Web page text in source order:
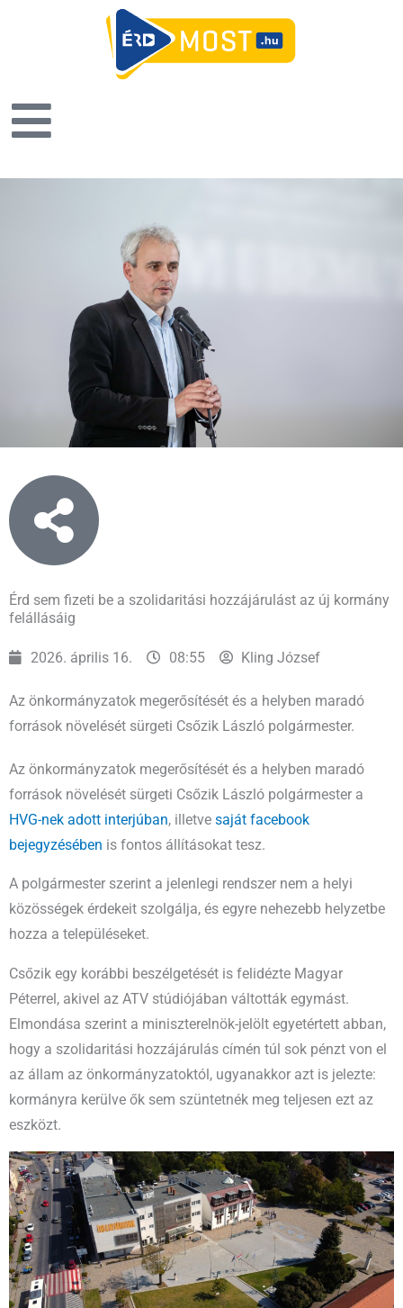
Érd sem fizeti be a szolidaritási hozzájárulást az új kormány
felállásáig
2026. április 16. 08:55 Kling József
Az önkormányzatok megerősítését és a helyben maradó
források növelését sürgeti Csőzik László polgármester.
Az önkormányzatok megerősítését és a helyben maradó
források növelését sürgeti Csőzik László polgármester a
HVG-nek adott interjúban, illetve saját facebook
bejegyzésében is fontos állításokat tesz.
A polgármester szerint a jelenlegi rendszer nem a helyi
közösségek érdekeit szolgálja, és egyre nehezebb helyzetbe
hozza a településeket.
Csőzik egy korábbi beszélgetését is felidézte Magyar
Péterrel, akivel az ATV stúdiójában váltották egymást.
Elmondása szerint a miniszterelnök-jelölt egyetértett abban,
hogy a szolidaritási hozzájárulás címén túl sok pénzt von el
az állam az önkormányzatoktól, ugyanakkor azt is jelezte:
kormányra kerülve ők sem szüntetnék meg teljesen ezt az
eszközt.